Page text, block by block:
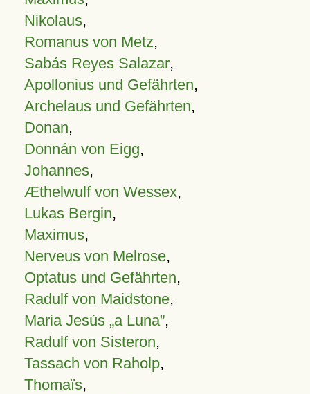
Nikolaus,
Romanus von Metz,
Sabás Reyes Salazar,
Apollonius und Gefährten,
Archelaus und Gefährten,
Donan,
Donnán von Eigg,
Johannes,
Æthelwulf von Wessex,
Lukas Bergin,
Maximus,
Nerveus von Melrose,
Optatus und Gefährten,
Radulf von Maidstone,
Maria Jesús „a Luna”,
Radulf von Sisteron,
Tassach von Raholp,
Thomaïs,